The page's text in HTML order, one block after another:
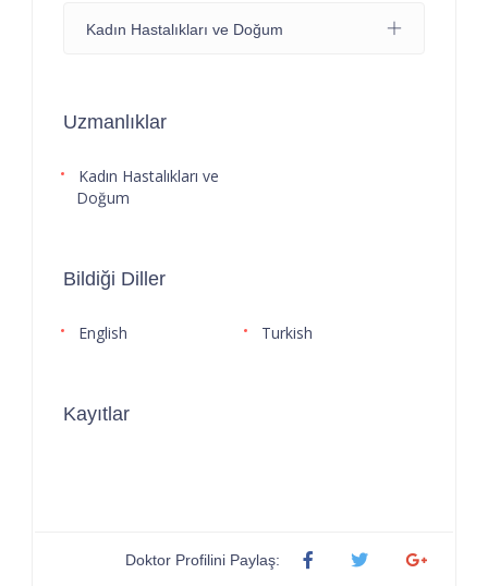
Kadın Hastalıkları ve Doğum
Uzmanlıklar
Kadın Hastalıkları ve
Doğum
Bildiği Diller
English Turkish
Kayıtlar
Doktor Profilini Paylaş: